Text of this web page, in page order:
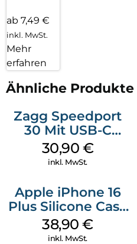
ab 7,49 €
inkl. MwSt.
Mehr
erfahren
Ähnliche Produkte
Zagg Speedport
30 Mit USB-C
Kabel Weiß
30,90 €
inkl. MwSt.
Apple iPhone 16
Plus Silicone Case
MagSafe Denim
38,90€
inkl. MwSt.